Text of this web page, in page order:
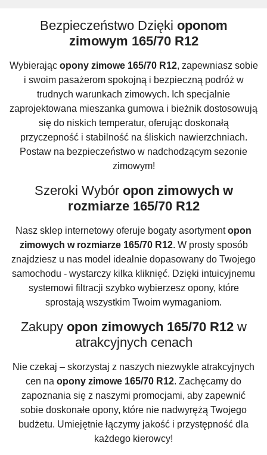
Bezpieczeństwo Dzięki oponom
zimowym 165/70 R12
Wybierając opony zimowe 165/70 R12, zapewniasz sobie
i swoim pasażerom spokojną i bezpieczną podróż w
trudnych warunkach zimowych. Ich specjalnie
zaprojektowana mieszanka gumowa i bieżnik dostosowują
się do niskich temperatur, oferując doskonałą
przyczepność i stabilność na śliskich nawierzchniach.
Postaw na bezpieczeństwo w nadchodzącym sezonie
zimowym!
Szeroki Wybór opon zimowych w
rozmiarze 165/70 R12
Nasz sklep internetowy oferuje bogaty asortymentopon
zimowych w rozmiarze 165/70 R12. W prosty sposób
znajdziesz u nas model idealnie dopasowany do Twojego
samochodu - wystarczy kilka kliknięć. Dzięki intuicyjnemu
systemowi filtracji szybko wybierzesz opony, które
sprostają wszystkim Twoim wymaganiom.
Zakupy opon zimowych 165/70 R12w
atrakcyjnych cenach
Nie czekaj – skorzystaj z naszych niezwykle atrakcyjnych
cen na opony zimowe 165/70 R12. Zachęcamy do
zapoznania się z naszymi promocjami, aby zapewnić
sobie doskonałe opony, które nie nadwyrężą Twojego
budżetu. Umiejętnie łączymy jakość i przystępność dla
każdego kierowcy!